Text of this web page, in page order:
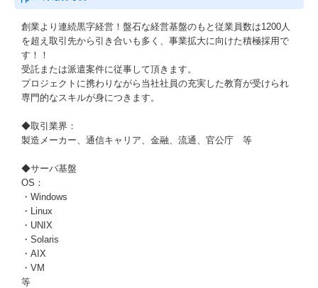
創業より連続黒字経営！盤石な経営基盤のもと従業員数は1200人
を超え取引先から引き合いも多く、事業拡大に向けた積極採用で
す！！
受託または派遣案件に従事して頂きます。
プロジェクトに携わりながら当社社員の充実した教育が受けられ
専門的なスキルが身につきます。
◆取引業界：
製造メーカー、通信キャリア、金融、流通、官公庁 等
◆サーバ基盤
OS：
・Windows
・Linux
・UNIX
・Solaris
・AIX
・VM
等